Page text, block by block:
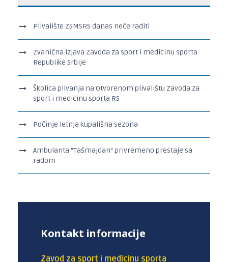
Plivalište ZSMSRS danas neće raditi
Zvanična izjava Zavoda za sport i medicinu sporta
Republike Srbije
Školica plivanja na Otvorenom plivalištu Zavoda za
sport i medicinu sporta RS
Počinje letnja kupališna sezona
Ambulanta “Tašmajdan“ privremeno prestaje sa
radom
Kontakt informacije
Zavod za sport i medicinu sporta